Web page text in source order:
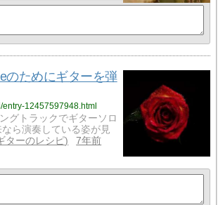
のためにギターを弾
12457597948.html
グトラックでギターソロ
ら演奏している姿が見
ターのレシピ
7年前